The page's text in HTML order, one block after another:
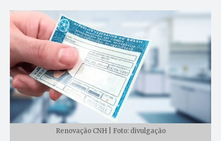
Renovação CNH | Foto: divulgação